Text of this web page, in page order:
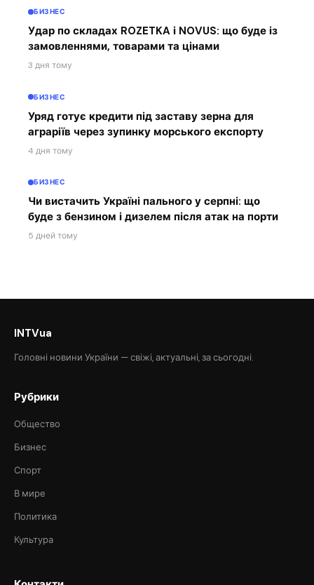
БИЗНЕС
Удар по складах ROZETKA і NOVUS: що буде із
замовленнями, товарами та цінами
3 дня тому
БИЗНЕС
Уряд готує кредити під заставу зерна для
аграріїв через зупинку морського експорту
4 дня тому
БИЗНЕС
Чи вистачить Україні пального у серпні: що
буде з бензином і дизелем після атак на порти
5 дней тому
INTVua
Головні новини України — свіжі, актуальні, за сьогодні.
Рубрики
Общество
Бизнес
Спорт
В мире
Политика
Культура